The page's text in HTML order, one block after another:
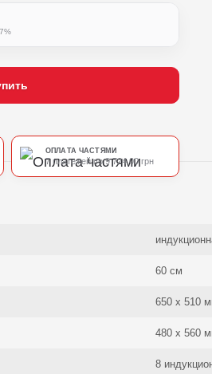
ОПЛАТА ЧАСТЯМИ
7 платежей по 9 724.00 грн
60 см
650 x 510
480 х 560
8